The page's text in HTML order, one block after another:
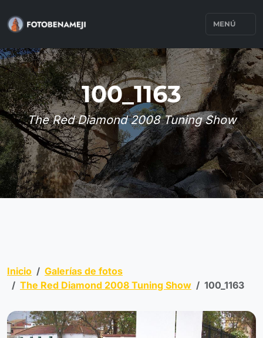
MENÚ
100_1163
The Red Diamond 2008 Tuning Show
Inicio
Galerías de fotos
The Red Diamond 2008 Tuning Show
100_1163